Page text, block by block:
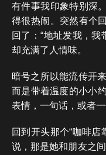
有件事我印象特别深
得很热闹。突然有个
回了：“地址发我，
却充满了人情味。
暗号之所以能流传开
而是带着温度的小小
表情，一句话，或者
回到开头那个“咖啡
说，那是她和朋友之